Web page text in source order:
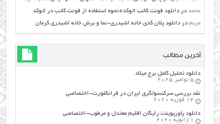
محمد دردانلود فونت کاتب اتوکد+نحوه استفاده از فونت کاتب در اتوکد
مریم دردانلود پلان کدی خانه اشیدری-نما و برش خانه اشیدری کرمان
آخرین مطالب
دانلود تحلیل کامل برج میلاد
5 نوامبر 2025
نقد بررسی سرکنسولگری ایران در فرانکفورت-اختصاصی
14 فوریه 2020
دانلود پاورپوینت رایگان اقلیم معتدل و مرطوب-اختصاصی
1 ژانویه 2020